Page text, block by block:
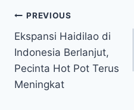
Post
navigation
PREVIOUS
Ekspansi Haidilao di
Indonesia Berlanjut,
Pecinta Hot Pot Terus
Meningkat